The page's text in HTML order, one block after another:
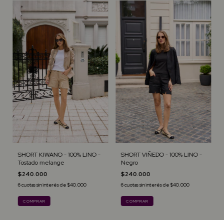
SHORT KIWANO - 100% LINO -
Tostado melange
$240.000
6cuotas sin interés de$40.000
COMPRAR
SHORT VIÑEDO - 100% LINO -
Negro
$240.000
6cuotas sin interés de$40.000
COMPRAR